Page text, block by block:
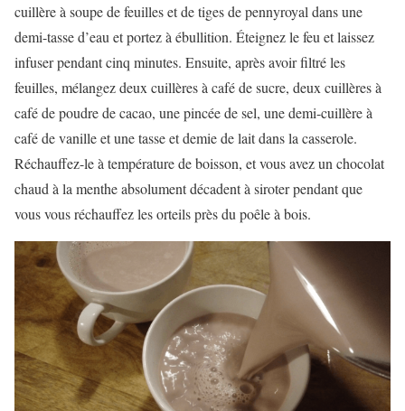
cuillère à soupe de feuilles et de tiges de pennyroyal dans une
demi-tasse d’eau et portez à ébullition. Éteignez le feu et laissez
infuser pendant cinq minutes. Ensuite, après avoir filtré les
feuilles, mélangez deux cuillères à café de sucre, deux cuillères à
café de poudre de cacao, une pincée de sel, une demi-cuillère à
café de vanille et une tasse et demie de lait dans la casserole.
Réchauffez-le à température de boisson, et vous avez un chocolat
chaud à la menthe absolument décadent à siroter pendant que
vous vous réchauffez les orteils près du poêle à bois.